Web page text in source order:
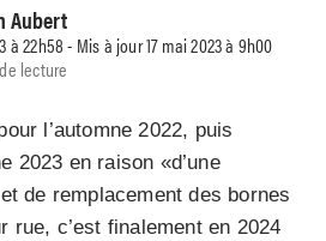
Aubert
à 22h58 - Mis à jour 17 mai 2023 à 9h00
lecture
l’automne 2022, puis
2023 en raison «d’une
de remplacement des bornes
rue, c’est finalement en 2024